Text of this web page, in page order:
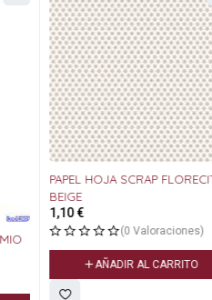
PAPEL HOJA SCRAP FLORECITAS
1,10
(0 Valoraciones)
AÑADIR AL CARRITO